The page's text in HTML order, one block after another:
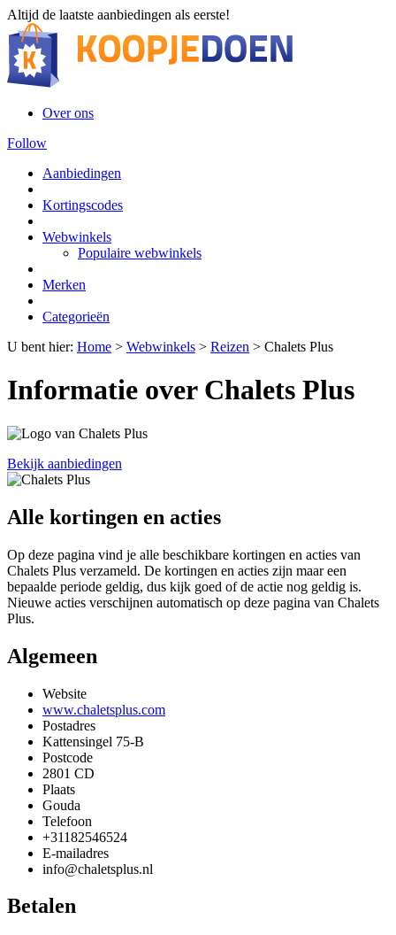
Altijd de laatste aanbiedingen als eerste!
Over ons
Follow
Aanbiedingen
Kortingscodes
Webwinkels
Populaire webwinkels
Merken
Categorieën
U bent hier: Home > Webwinkels > Reizen > Chalets Plus
Informatie over Chalets Plus
Bekijk aanbiedingen
Alle kortingen en acties
Op deze pagina vind je alle beschikbare kortingen en acties van
Chalets Plus verzameld. De kortingen en acties zijn maar een
bepaalde periode geldig, dus kijk goed of de actie nog geldig is.
Nieuwe acties verschijnen automatisch op deze pagina van Chalets
Plus.
Algemeen
Website
www.chaletsplus.com
Postadres
Kattensingel 75-B
Postcode
2801 CD
Plaats
Gouda
Telefoon
+31182546524
E-mailadres
info@chaletsplus.nl
Betalen